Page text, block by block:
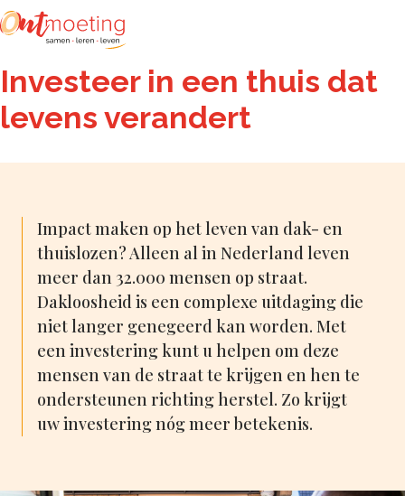
Zoeken
Investeer in een thuis dat
levens verandert
Impact maken op het leven van dak- en
thuislozen? Alleen al in Nederland leven
meer dan 32.000 mensen op straat.
Dakloosheid is een complexe uitdaging die
niet langer genegeerd kan worden. Met
een investering kunt u helpen om deze
mensen van de straat te krijgen en hen te
ondersteunen richting herstel. Zo krijgt
uw investering nóg meer betekenis.